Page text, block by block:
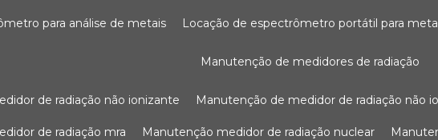
para análise de metais locação de espectrômetro portátil para
manutenção de medidores de radiação
de radiação não ionizante manutenção de medidor de radiação não
de radiação mra manutenção medidor de radiação nuclear